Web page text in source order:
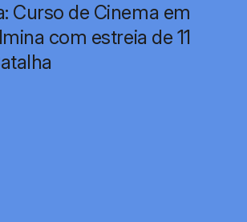
Curso de Cinema em
com estreia de 11